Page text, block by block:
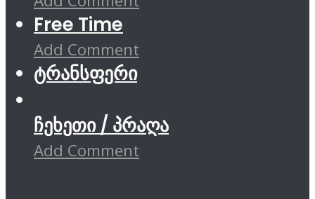
Free Time
Add Comment
ტრანსფერი
ჩეხეთი / პრაღა
Add Comment